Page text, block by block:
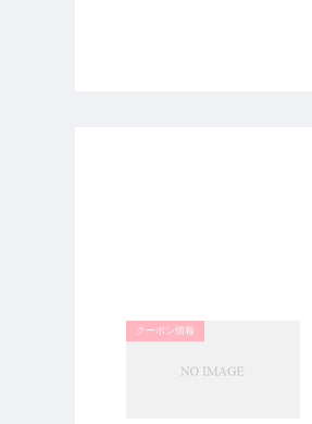
クーポン情報